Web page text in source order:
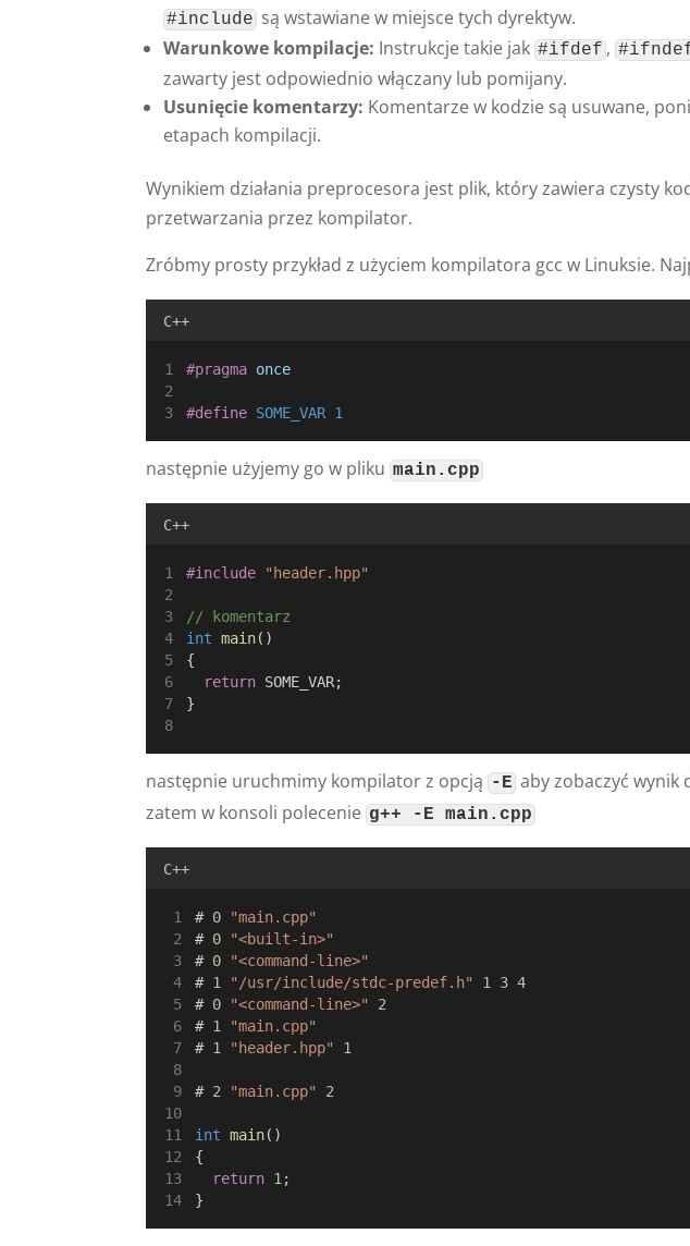
#include są wstawiane w miejsce tych dyrektyw.
Warunkowe kompilacje: Instrukcje takie jak#ifdef ,
zawarty jest odpowiednio włączany lub pomijany.
Usunięcie komentarzy: Komentarze w kodzie są usuwane,
etapach kompilacji.
Wynikiem działania preprocesora jest plik, który zawiera czysty
przetwarzania przez kompilator.
Zróbmy prosty przykład z użyciem kompilatora gcc w Linuksie.
C++
#pragma once
#define SOME_VAR 1
następnie użyjemy go w plikumain.cpp
C++
#include "header.hpp"
// komentarz
int main()
{
return SOME_VAR;
}
następnie uruchmimy kompilator z opcją -E aby zobaczyć wynik
zatem w konsoli polecenieg++ -E main.cpp
C++
# 0
"main.cpp"
# 0
"<built-in>"
# 0
"<command-line>"
# 1 "/usr/include/stdc-predef.h" 1 3 4
# 0 "<command-line>"
2
# 1
"main.cpp"
# 1 "header.hpp" 1
# 2 "main.cpp" 2
int main()
{
return 1 ;
}